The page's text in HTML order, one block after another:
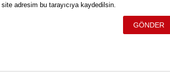
adresim bu tarayıcıya kaydedilsin.